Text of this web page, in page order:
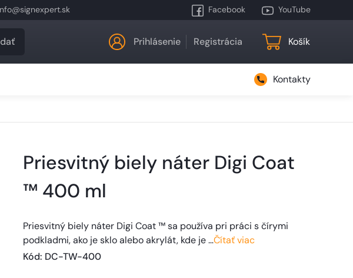
Facebook YouTube
Prihlásenie Registrácia Košík
Kontakty
Priesvitný biely náter Digi Coat
™ 400 ml
Priesvitný biely náter Digi Coat ™ sa používa pri práci s čírymi
podkladmi, ako je sklo alebo akrylát, kde je …Čítať viac
Kód: DC-TW-400